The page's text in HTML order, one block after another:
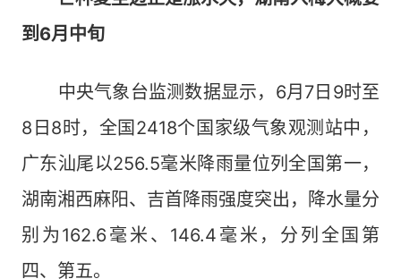
到6月中旬
中央气象台监测数据显示，6月7日9时至
8日8时，全国2418个国家级气象观测站中，
广东汕尾以256.5毫米降雨量位列全国第一，
湖南湘西麻阳、吉首降雨强度突出，降水量分
别为162.6毫米、146.4毫米，分列全国第
四、第五。